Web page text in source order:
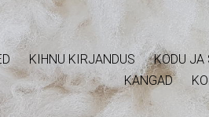
KIHNU KIRJANDUS KODU JA
KANGAD